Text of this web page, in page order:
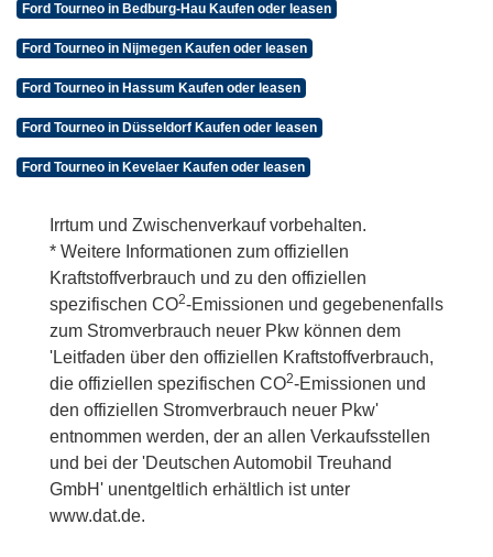
Ford Tourneo in Bedburg-Hau Kaufen oder leasen
Ford Tourneo in Nijmegen Kaufen oder leasen
Ford Tourneo in Hassum Kaufen oder leasen
Ford Tourneo in Düsseldorf Kaufen oder leasen
Ford Tourneo in Kevelaer Kaufen oder leasen
Irrtum und Zwischenverkauf vorbehalten.
* Weitere Informationen zum offiziellen
Kraftstoffverbrauch und zu den offiziellen
spezifischen CO2-Emissionen und gegebenenfalls
zum Stromverbrauch neuer Pkw können dem
'Leitfaden über den offiziellen Kraftstoffverbrauch,
die offiziellen spezifischen CO2-Emissionen und
den offiziellen Stromverbrauch neuer Pkw'
entnommen werden, der an allen Verkaufsstellen
und bei der 'Deutschen Automobil Treuhand
GmbH' unentgeltlich erhältlich ist unter
www.dat.de.